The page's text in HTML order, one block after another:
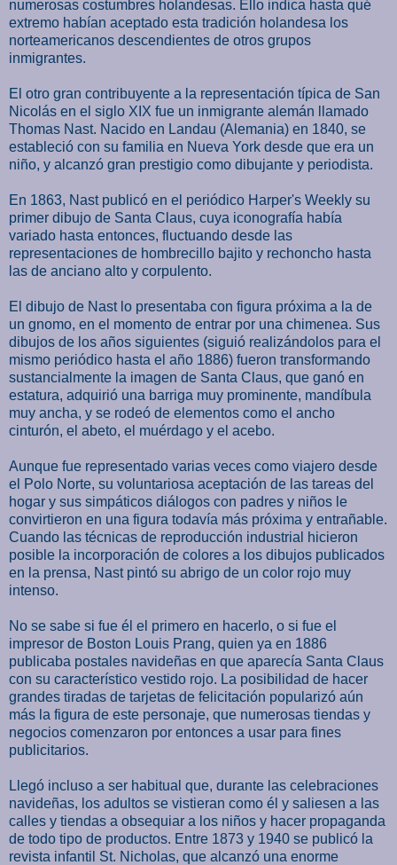
numerosas costumbres holandesas. Ello indica hasta qué
extremo habían aceptado esta tradición holandesa los
norteamericanos descendientes de otros grupos
inmigrantes.
El otro gran contribuyente a la representación típica de San
Nicolás en el siglo XIX fue un inmigrante alemán llamado
Thomas Nast. Nacido en Landau (Alemania) en 1840, se
estableció con su familia en Nueva York desde que era un
niño, y alcanzó gran prestigio como dibujante y periodista.
En 1863, Nast publicó en el periódico Harper's Weekly su
primer dibujo de Santa Claus, cuya iconografía había
variado hasta entonces, fluctuando desde las
representaciones de hombrecillo bajito y rechoncho hasta
las de anciano alto y corpulento.
El dibujo de Nast lo presentaba con figura próxima a la de
un gnomo, en el momento de entrar por una chimenea. Sus
dibujos de los años siguientes (siguió realizándolos para el
mismo periódico hasta el año 1886) fueron transformando
sustancialmente la imagen de Santa Claus, que ganó en
estatura, adquirió una barriga muy prominente, mandíbula
muy ancha, y se rodeó de elementos como el ancho
cinturón, el abeto, el muérdago y el acebo.
Aunque fue representado varias veces como viajero desde
el Polo Norte, su voluntariosa aceptación de las tareas del
hogar y sus simpáticos diálogos con padres y niños le
convirtieron en una figura todavía más próxima y entrañable.
Cuando las técnicas de reproducción industrial hicieron
posible la incorporación de colores a los dibujos publicados
en la prensa, Nast pintó su abrigo de un color rojo muy
intenso.
No se sabe si fue él el primero en hacerlo, o si fue el
impresor de Boston Louis Prang, quien ya en 1886
publicaba postales navideñas en que aparecía Santa Claus
con su característico vestido rojo. La posibilidad de hacer
grandes tiradas de tarjetas de felicitación popularizó aún
más la figura de este personaje, que numerosas tiendas y
negocios comenzaron por entonces a usar para fines
publicitarios.
Llegó incluso a ser habitual que, durante las celebraciones
navideñas, los adultos se vistieran como él y saliesen a las
calles y tiendas a obsequiar a los niños y hacer propaganda
de todo tipo de productos. Entre 1873 y 1940 se publicó la
revista infantil St. Nicholas, que alcanzó una enorme